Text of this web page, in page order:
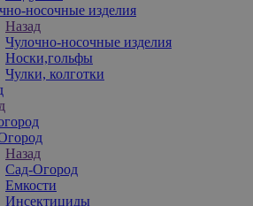
носочные изделия
Назад
Чулочно-носочные изделия
Носки,гольфы
Чулки, колготки
Назад
Сад-Огород
Емкости
Инсектициды